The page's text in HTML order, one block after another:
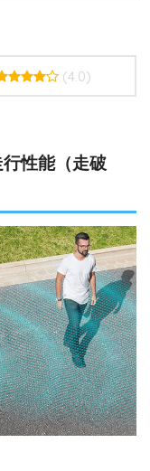
(4.0)
性能（走破